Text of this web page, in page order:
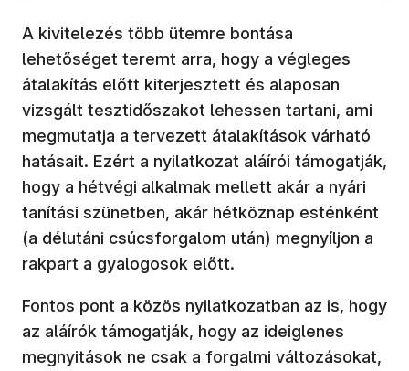
A kivitelezés több ütemre bontása
lehetőséget teremt arra, hogy a végleges
átalakítás előtt kiterjesztett és alaposan
vizsgált tesztidőszakot lehessen tartani, ami
megmutatja a tervezett átalakítások várható
hatásait. Ezért a nyilatkozat aláírói támogatják,
hogy a hétvégi alkalmak mellett akár a nyári
tanítási szünetben, akár hétköznap esténként
(a délutáni csúcsforgalom után) megnyíljon a
rakpart a gyalogosok előtt.
Fontos pont a közös nyilatkozatban az is, hogy
az aláírók támogatják, hogy az ideiglenes
megnyitások ne csak a forgalmi változásokat,